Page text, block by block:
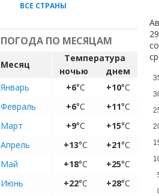
ВСЕ СТРАНЫ
ПОГОДА ПО МЕСЯЦАМ
Месяц
Температура
ночью
днем
Январь
+6°C +10°C
Февраль
+6°C +11°C
Март
+9°C +15°C
Апрель
+13°C +21°C
Май
+18°C +25°C
Июнь
+22°C +28°C